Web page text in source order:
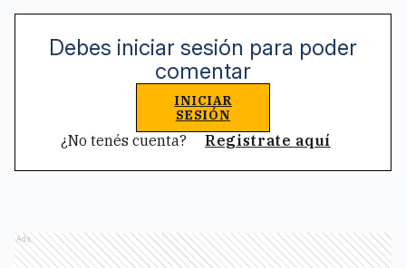
Debes iniciar sesión para poder
comentar
INICIAR
SESIÓN
¿No tenés cuenta? Registrate aquí
Ads